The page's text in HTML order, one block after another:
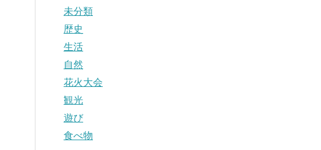
未分類
歴史
生活
自然
花火大会
観光
遊び
食べ物